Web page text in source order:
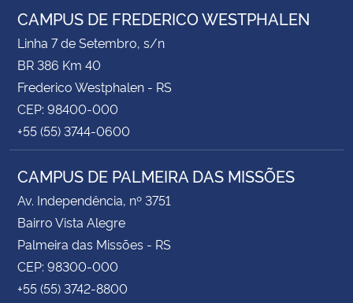
CAMPUS DE FREDERICO WESTPHALEN
Linha 7 de Setembro, s/n
BR 386 Km 40
Frederico Westphalen - RS
CEP: 98400-000
+55 (55) 3744-0600
CAMPUS DE PALMEIRA DAS MISSÕES
Av. Independência, nº 3751
Bairro Vista Alegre
Palmeira das Missões - RS
CEP: 98300-000
+55 (55) 3742-8800